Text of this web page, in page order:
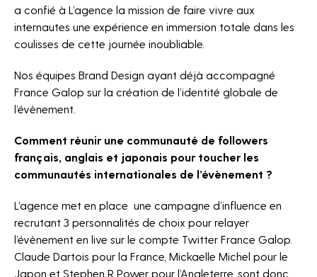
a confié à L’agence la mission de faire vivre aux
internautes une expérience en immersion totale dans les
coulisses de cette journée inoubliable.
Nos équipes Brand Design ayant déjà accompagné
France Galop sur la création de l’identité globale de
l’évènement.
Comment réunir une communauté de followers
français, anglais et japonais pour toucher les
communautés internationales de l’évènement ?
L’agence met en place une campagne d’influence en
recrutant 3 personnalités de choix pour relayer
l’évènement en live sur le compte Twitter France Galop.
Claude Dartois pour la France, Mickaelle Michel pour le
Japon et Stephen R Power pour l’Angleterre, sont donc